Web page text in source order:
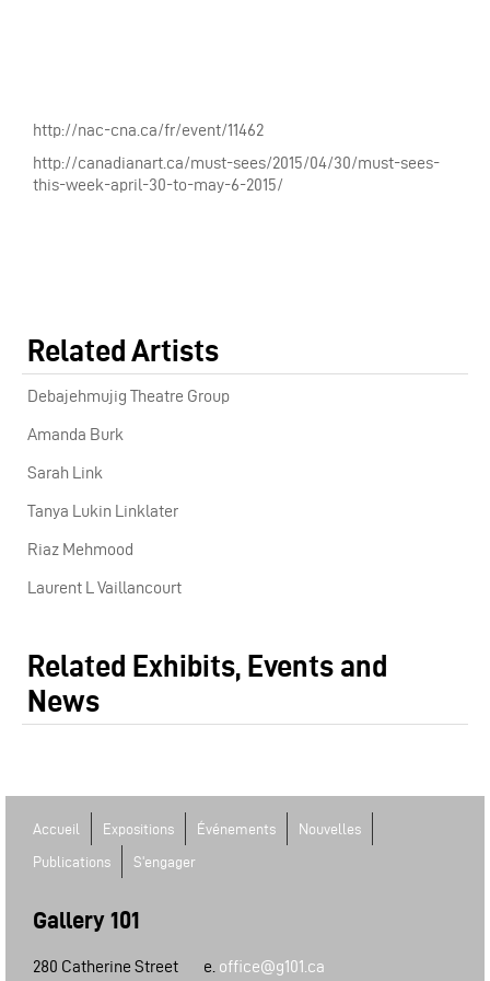
http://nac-cna.ca/fr/event/11462
http://canadianart.ca/must-sees/2015/04/30/must-sees-
this-week-april-30-to-may-6-2015/
Related Artists
Debajehmujig Theatre Group
Amanda Burk
Sarah Link
Tanya Lukin Linklater
Riaz Mehmood
Laurent L Vaillancourt
Related Exhibits, Events and
News
Accueil Expositions Événements
Nouvelles
Publications
S'engager
Gallery 101
280 Catherine Street
e. office@g101.ca